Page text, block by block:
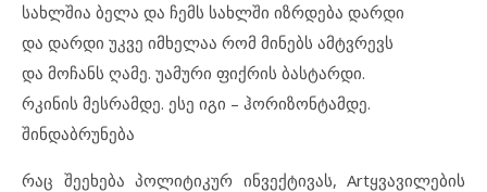
სახლშია ბელა და ჩემს სახლში იზრდება დარდი
და დარდი უკვე იმხელაა რომ მინებს ამტვრევს
და მოჩანს ღამე. უამური ფიქრის ბასტარდი.
რკინის მესრამდე. ესე იგი – ჰორიზონტამდე.
შინდაბრუნება
რაც შეეხება პოლიტიკურ ინვექტივას, Artყვავილების